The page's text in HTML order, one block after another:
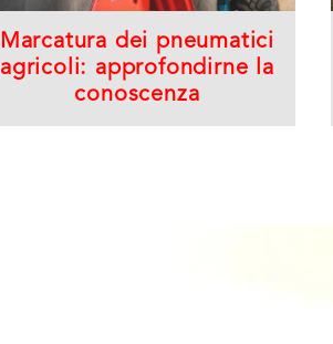
Marcatura dei pneumatici
agricoli: approfondirne la
conoscenza